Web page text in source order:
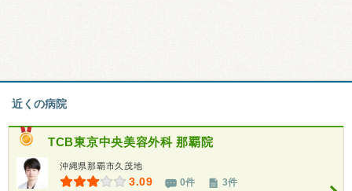
近くの病院
TCB東京中央美容外科 那覇院
沖縄県那覇市久茂地
3.09 0件 3件